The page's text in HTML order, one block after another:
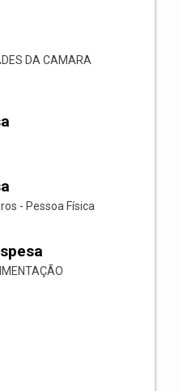
DA CAMARA
- Pessoa Física